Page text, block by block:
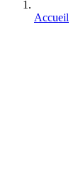
Accueil